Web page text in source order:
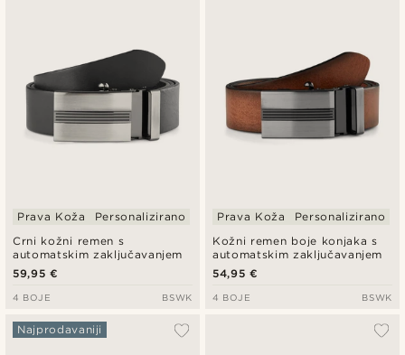
Crni kožni remen s
automatskim zaključavanjem
Prava Koža Personalizirano
59,95 €
4 BOJE BSWK
Kožni remen boje konjaka s
automatskim zaključavanjem
Prava Koža Personalizirano
54,95 €
4 BOJE BSWK
Najprodavaniji